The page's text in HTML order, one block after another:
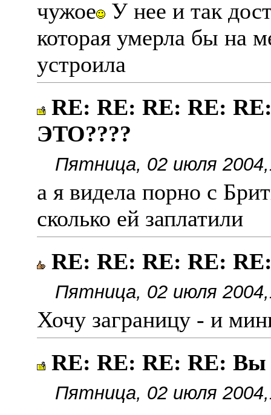
чужое
У нее и так
которая умерла бы на
устроила
RE: RE: RE: RE:
ЭТО????
Пятница, 02 июля
а я видела порно с
сколько ей заплатили
RE: RE: RE: RE:
Пятница, 02 июля
Хочу заграницу - и
RE: RE: RE: RE:
Пятница, 02 июля